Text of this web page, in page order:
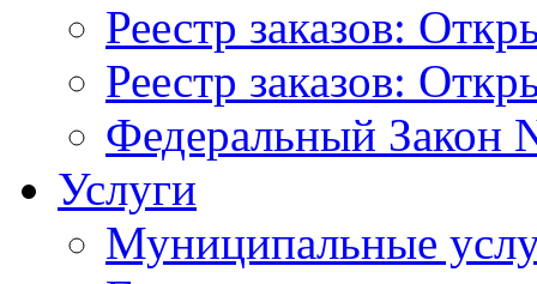
Реестр заказов:
Реестр заказов:
Федеральный Закон
Услуги
Муниципальные